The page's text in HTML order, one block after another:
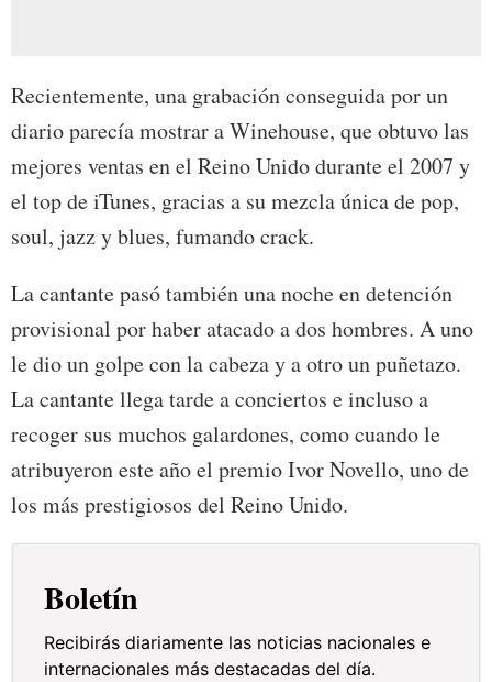
Recientemente, una grabación conseguida por un
diario parecía mostrar a Winehouse, que obtuvo las
mejores ventas en el Reino Unido durante el 2007 y
el top de iTunes, gracias a su mezcla única de pop,
soul, jazz y blues, fumando crack.
La cantante pasó también una noche en detención
provisional por haber atacado a dos hombres. A uno
le dio un golpe con la cabeza y a otro un puñetazo.
La cantante llega tarde a conciertos e incluso a
recoger sus muchos galardones, como cuando le
atribuyeron este año el premio Ivor Novello, uno de
los más prestigiosos del Reino Unido.
Boletín
Recibirás diariamente las noticias nacionales e
internacionales más destacadas del día.